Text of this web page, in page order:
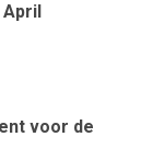
voor de